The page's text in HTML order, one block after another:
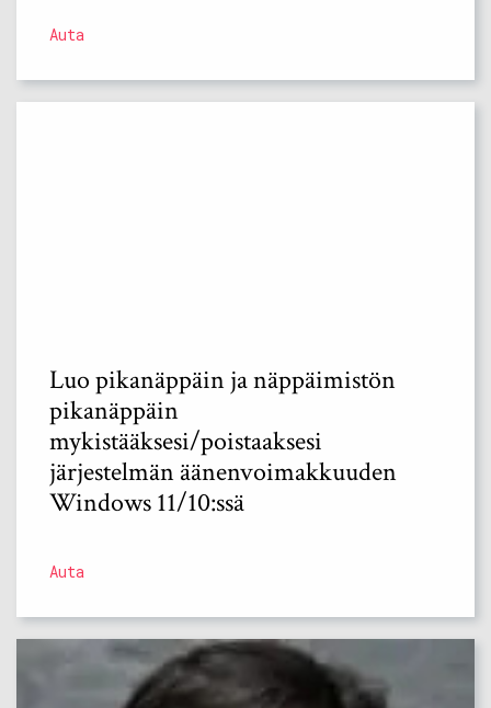
Auta
Luo pikanäppäin ja näppäimistön
pikanäppäin
mykistääksesi/poistaaksesi
järjestelmän äänenvoimakkuuden
Windows 11/10:ssä
Auta